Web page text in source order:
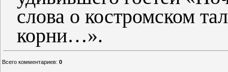
слова о костромском
корни…».
Всего комментариев: 0